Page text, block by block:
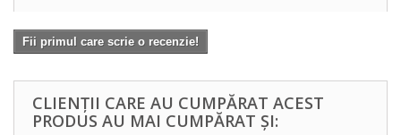
Fii primul care scrie o recenzie!
CLIENȚII CARE AU CUMPĂRAT ACEST
PRODUS AU MAI CUMPĂRAT ȘI: